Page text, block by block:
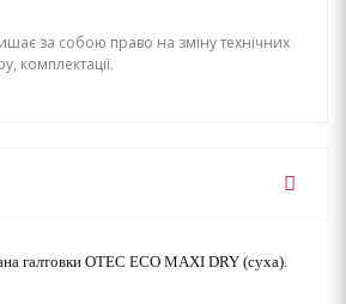
за собою право на зміну технічних
комплектації.
галтовки OTEC ЕСО MAXI DRY (суха).